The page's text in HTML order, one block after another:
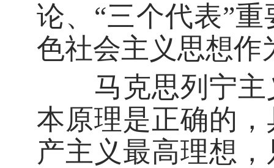
论、“三个代表”
色社会主义思想作
马克思列宁主
本原理是正确的
产主义最高理想